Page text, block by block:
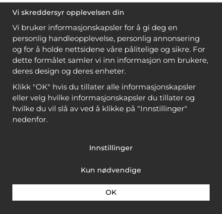
Vi skreddersyr opplevelsen din
Vi bruker informasjonskapsler for å gi deg en
personlig handleopplevelse, personlig annonsering
og for å holde nettsidene våre pålitelige og sikre. For
dette formålet samler vi inn informasjon om brukere,
deres design og deres enheter.
Klikk "OK" hvis du tillater alle informasjonskapsler
eller velg hvilke informasjonskapsler du tillater og
hvilke du vil slå av ved å klikke på "Innstillinger"
nedenfor.
Innstillinger
Kun nødvendige
OK